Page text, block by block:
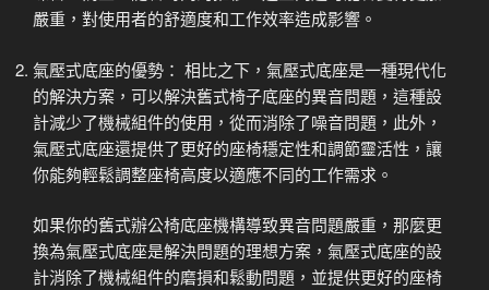
嚴重，對使用者的舒適度和工作效率造成影響。
氣壓式底座的優勢： 相比之下，氣壓式底座是一種現代化
的解決方案，可以解決舊式椅子底座的異音問題，這種設
計減少了機械組件的使用，從而消除了噪音問題，此外，
氣壓式底座還提供了更好的座椅穩定性和調節靈活性，讓
你能夠輕鬆調整座椅高度以適應不同的工作需求。
如果你的舊式辦公椅底座機構導致異音問題嚴重，那麼更
換為氣壓式底座是解決問題的理想方案，氣壓式底座的設
計消除了機械組件的磨損和鬆動問題，並提供更好的座椅